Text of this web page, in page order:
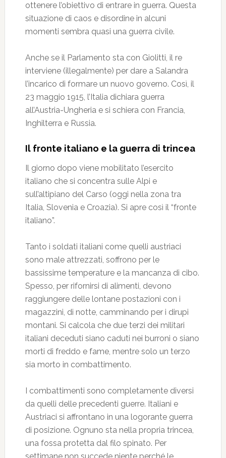
ottenere l’obiettivo di entrare in guerra. Questa
situazione di caos e disordine in alcuni
momenti sembra quasi una guerra civile.
Anche se il Parlamento sta con Giolitti, il re
interviene (illegalmente) per dare a Salandra
l’incarico di formare un nuovo governo. Così, il
23 maggio 1915, l’Italia dichiara guerra
all’Austria-Ungheria e si schiera con Francia,
Inghilterra e Russia.
Il fronte italiano e la guerra di trincea
Il giorno dopo viene mobilitato l’esercito
italiano che si concentra sulle Alpi e
sull’altipiano del Carso (oggi nella zona tra
Italia, Slovenia e Croazia). Si apre così il “fronte
italiano”.
Tanto i soldati italiani come quelli austriaci
sono male attrezzati, soffrono per le
bassissime temperature e la mancanza di cibo.
Spesso, per rifornirsi di alimenti, devono
raggiungere delle lontane postazioni con i
magazzini, di notte, camminando per i dirupi
montani. Si calcola che due terzi dei militari
italiani deceduti siano caduti nei burroni o siano
morti di freddo e fame, mentre solo un terzo
sia morto in combattimento.
I combattimenti sono completamente diversi
da quelli delle precedenti guerre. Italiani e
Austriaci si affrontano in una logorante guerra
di posizione. Ognuno sta nella propria trincea,
una fossa protetta dal filo spinato. Per